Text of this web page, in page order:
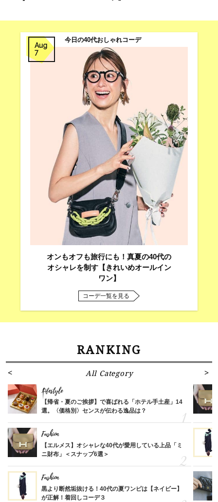
Aug
7
今日の40代おしゃれコーデ
オンもオフも旅行にも！真夏の40代の
オシャレを制す【きれいめオールイン
ワン】
コーデ一覧を見る
RANKING
All Category
Lifestyle
【帰省・夏のご挨拶】で喜ばれる「ホテル手土産」14
選。〈価格別〉センスが伝わる逸品は？
Fashion
【エルメス】オシャレな40代が愛用している上品「ミ
ニ財布」＜スナップ6選＞
Fashion
黒より断然垢抜ける！40代の夏ワンピは【ネイビー】
が正解！着回しコーデ３